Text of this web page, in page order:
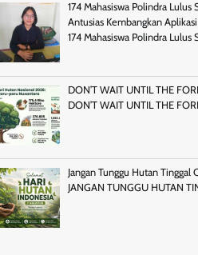
174 Mahasiswa Polindra Lulus
Antusias Kembangkan
174 Mahasiswa Polindra Lulus
DON’T WAIT UNTIL THE
DON’T WAIT UNTIL THE
Jangan Tunggu Hutan Tinggal
JANGAN TUNGGU HUTAN